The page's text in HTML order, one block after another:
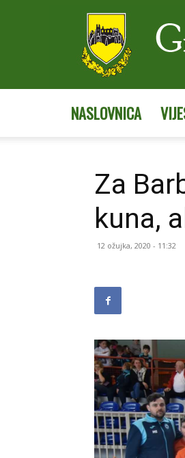
NASLOVNICA
Za
kuna,
12 ožujka, 2020 - 11:32